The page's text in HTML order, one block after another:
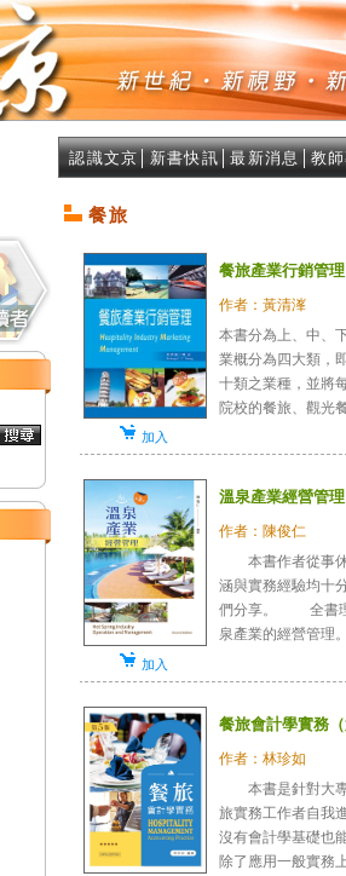
認識文京 新書快訊 │最新消息 教
餐旅
餐旅產業行銷管理
作者：黃清溄
本書分為上、中、
業概分為四大類，
十類之業種，並將
院校的餐旅、觀光
加入
溫泉產業經營管
作者：陳俊仁
本書作者從事休
涵與實務經驗均十
們分享。 全書理
泉產業的經營管理
加入
餐旅會計學實務
作者：林珍如
本書是針對大專
旅實務工作者自我
沒有會計學基礎
除了應用一般實務